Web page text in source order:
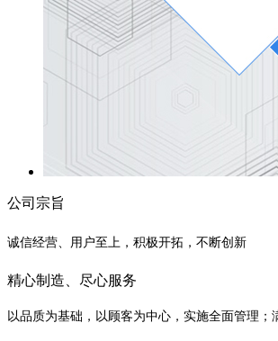
公司宗旨
诚信经营、用户至上，积极开拓，不断创新
精心制造、尽心服务
以品质为基础，以顾客为中心，实施全面管理